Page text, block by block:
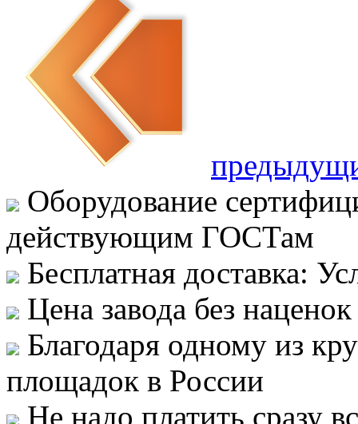
Оборудование
действующим ГОСТам
Бесплатная доставка:
Цена завода без
Благодаря одному из
площадок в России
Не надо платить сразу